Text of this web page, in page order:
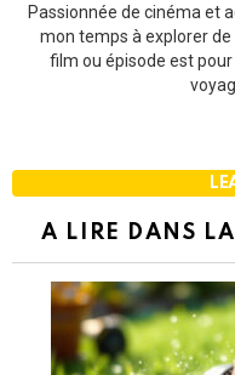
Passionnée de cinéma et
mon temps à explorer
film ou épisode est
A LIRE DANS